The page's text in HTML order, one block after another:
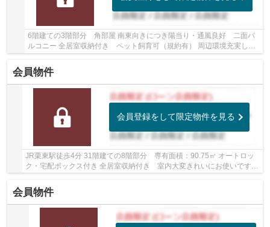
6階建ての3階部分 角部屋 南東向きにつき陽当り・通風良好 二面バ
ルコニー 全居室収納付き ペット飼育可（規約有） 周辺環境充実して
います
会員物件
会員登録をして限定物件を見る
JR栗東駅徒歩4分 31階建ての8階部分 専有面積：90.75㎡ オートロッ
ク・宅配ボックス付き 全居室収納付き 室内大変きれいにお使いです
会員物件